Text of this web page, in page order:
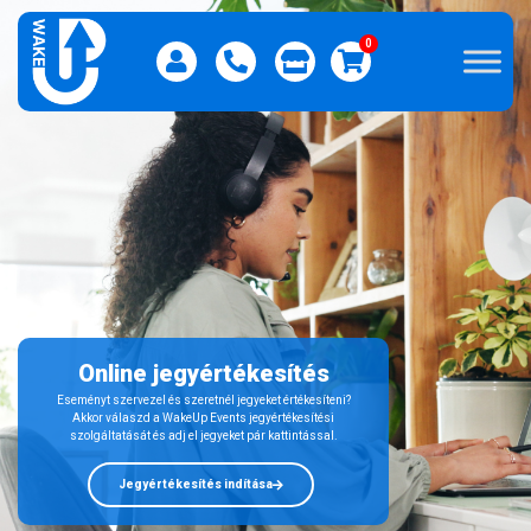
0
Online jegyértékesítés
Eseményt szervezel és szeretnél jegyeket értékesíteni?
Akkor válaszd a WakeUp Events jegyértékesítési
szolgáltatását és adj el jegyeket pár kattintással.
Jegyértékesítés indítása